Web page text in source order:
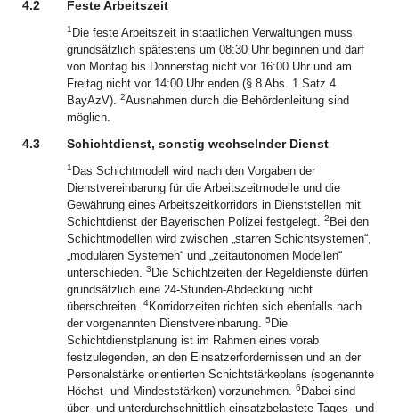
4.2 Feste Arbeitszeit
1 Die feste Arbeitszeit in staatlichen Verwaltungen muss
grundsätzlich spätestens um 08:30 Uhr beginnen und darf
von Montag bis Donnerstag nicht vor 16:00 Uhr und am
Freitag nicht vor 14:00 Uhr enden (§ 8 Abs. 1 Satz 4
BayAzV). 2Ausnahmen durch die Behördenleitung sind
möglich.
4.3 Schichtdienst, sonstig wechselnder Dienst
1 Das Schichtmodell wird nach den Vorgaben der
Dienstvereinbarung für die Arbeitszeitmodelle und die
Gewährung eines Arbeitszeitkorridors in Dienststellen mit
Schichtdienst der Bayerischen Polizei festgelegt. 2 Bei den
Schichtmodellen wird zwischen „starren Schichtsystemen“,
„modularen Systemen“ und „zeitautonomen Modellen“
unterschieden. 3 Die Schichtzeiten der Regeldienste dürfen
grundsätzlich eine 24-Stunden-Abdeckung nicht
überschreiten. 4Korridorzeiten richten sich ebenfalls nach
der vorgenannten Dienstvereinbarung. 5 Die
Schichtdienstplanung ist im Rahmen eines vorab
festzulegenden, an den Einsatzerfordernissen und an der
Personalstärke orientierten Schichtstärkeplans (sogenannte
Höchst- und Mindeststärken) vorzunehmen. 6 Dabei sind
über- und unterdurchschnittlich einsatzbelastete Tages- und